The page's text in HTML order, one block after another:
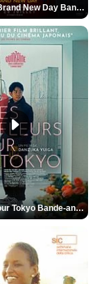
Spider-Man: Brand New Day Bande-annonce VO STFR
Des Fleurs pour Tokyo Bande-annonce VO STFR